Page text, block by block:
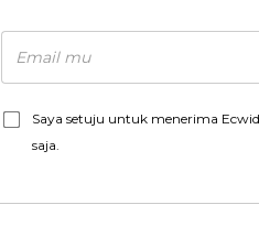
Saya setuju untuk menerima
saja.